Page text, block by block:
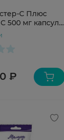
С Плюс
500 мг капсулы
₽